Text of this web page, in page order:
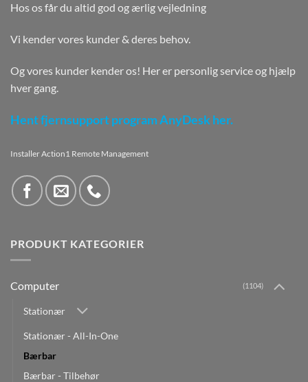
Hos os får du altid god og ærlig vejledning
Vi kender vores kunder & deres behov.
Og vores kunder kender os! Her er personlig service og hjælp
hver gang.
Hent fjernsupport program AnyDesk her.
Installer Action1 Remote Management
PRODUKT KATEGORIER
Computer (1104)
Stationær
Stationær - All-In-One
Bærbar
Bærbar - Tilbehør